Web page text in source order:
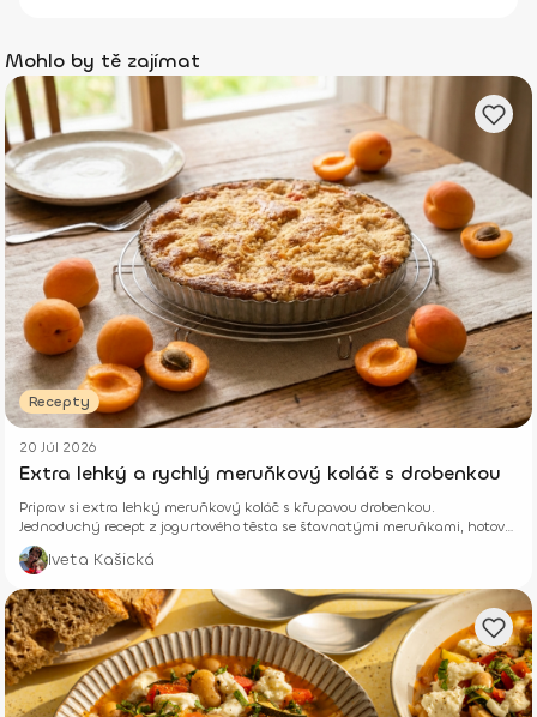
Mohlo by tě zajímat
Recepty
20 Júl 2026
Extra lehký a rychlý meruňkový koláč s drobenkou
Priprav si extra lehký meruňkový koláč s křupavou drobenkou.
Jednoduchý recept z jogurtového těsta se šťavnatými meruňkami, hotový
z pár surovin.
Iveta Kašická